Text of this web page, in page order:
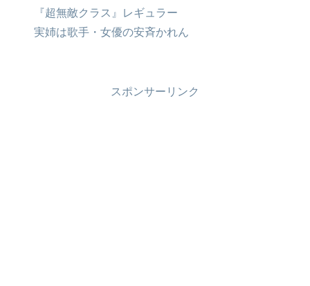
『超無敵クラス』レギュラー
実姉は歌手・女優の安斉かれん
スポンサーリンク